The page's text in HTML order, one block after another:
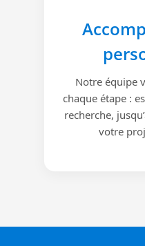
Notre équipe
chaque étape :
recherche,
votre